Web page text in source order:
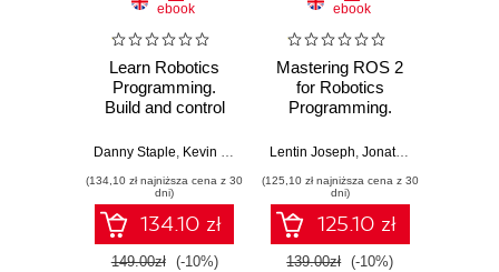
ebook
Learn Robotics
Programming.
Build and control
robots with
Python - Third
Edition
Danny Staple, Kevin McAleer
(134,10 zł najniższa cena z 30
dni)
134.10 zł
149.00zł (-10%)
ebook
Mastering ROS 2
for Robotics
Programming.
simulate, and
robots using the
Robot Operating
System 2 - Fourth
Edition
Lentin Joseph, Jonathan Cacace
(125,10 zł najniższa cena z 30
dni)
125.10 zł
139.00zł (-10%)